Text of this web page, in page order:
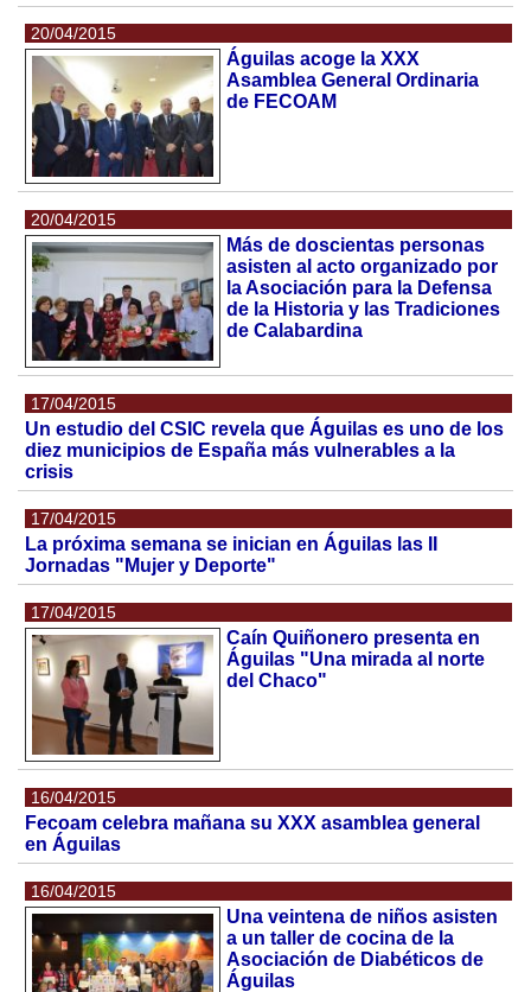
20/04/2015
Águilas acoge la XXX
Asamblea General Ordinaria
de FECOAM
20/04/2015
Más de doscientas personas
asisten al acto organizado por
la Asociación para la Defensa
de la Historia y las Tradiciones
de Calabardina
17/04/2015
Un estudio del CSIC revela que Águilas es uno de los
diez municipios de España más vulnerables a la
crisis
17/04/2015
La próxima semana se inician en Águilas las II
Jornadas "Mujer y Deporte"
17/04/2015
Caín Quiñonero presenta en
Águilas "Una mirada al norte
del Chaco"
16/04/2015
Fecoam celebra mañana su XXX asamblea general
en Águilas
16/04/2015
Una veintena de niños asisten
a un taller de cocina de la
Asociación de Diabéticos de
Águilas